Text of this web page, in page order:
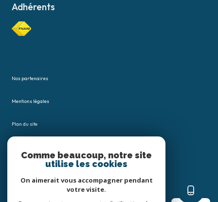
Adhérents
Nos partenaires
Mentions légales
Plan du site
Comme beaucoup, notre site
utilise les cookies
On aimerait vous accompagner pendant
votre visite.